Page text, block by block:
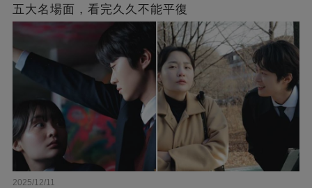
五大名場面，看完久久不能平復
2025/12/11